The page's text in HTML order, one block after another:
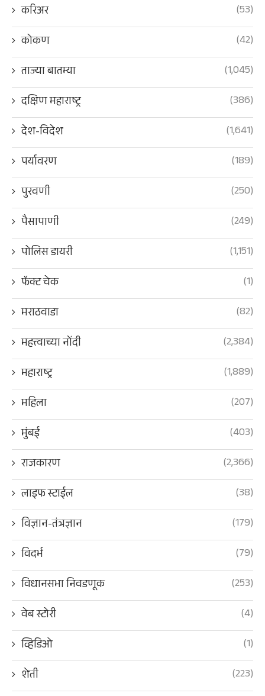
करिअर
(53)
कोकण
(42)
ताज्या बातम्या
(1,045)
दक्षिण महाराष्ट्र
(386)
देश-विदेश
(1,641)
पर्यावरण
(189)
पुरवणी
(250)
पैसापाणी
(249)
पोलिस डायरी
(1,151)
फॅक्ट चेक
(1)
मराठवाडा
(82)
महत्त्वाच्या नोंदी
(2,384)
महाराष्ट्र
(1,889)
महिला
(207)
मुंबई
(403)
राजकारण
(2,366)
लाइफ स्टाईल
(38)
विज्ञान-तंत्रज्ञान
(179)
विदर्भ
(79)
विधानसभा निवडणूक
(253)
वेब स्टोरी
(4)
व्हिडिओ
(1)
शेती
(223)